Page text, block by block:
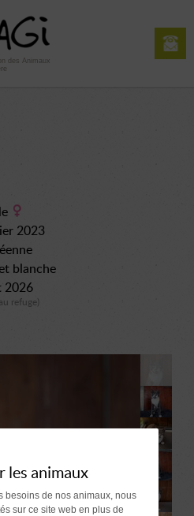
des Animaux
2023
blanche
2026
refuge)
les animaux
besoins de nos animaux, nous
sur ce site web en plus de